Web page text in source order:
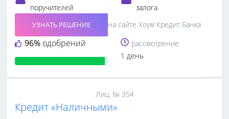
поручителей
залога
96% одобрений
УЗНАТЬ РЕШЕНИЕ
на сайте Хоум Кредит Банка
рассмотрение
1 день
Лиц. № 354
Кредит «Наличными»